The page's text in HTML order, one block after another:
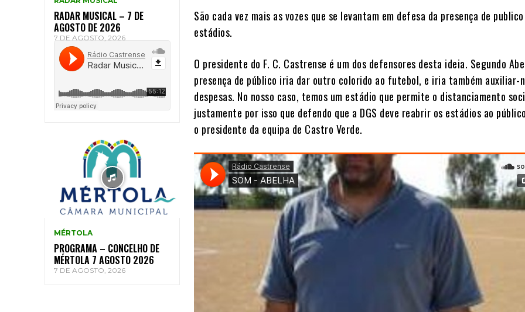
RADAR MUSICAL – 7 DE
AGOSTO DE 2026
7 DE AGOSTO, 2026
MÉRTOLA
PROGRAMA – CONCELHO DE
MÉRTOLA 7 AGOSTO 2026
7 DE AGOSTO, 2026
São cada vez mais as vozes que se levantam em defesa da presença de
estádios.
O presidente do F. C. Castrense é um dos defensores desta ideia. Segundo
presença de público iria dar outro colorido ao futebol, e iria também auxiliar-
despesas. No nosso caso, temos um estádio que permite o distanciamento
justamente por isso que defendo que a DGS deve reabrir os estádios ao
o presidente da equipa de Castro Verde.